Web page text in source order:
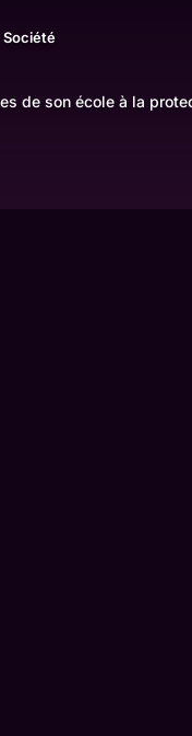
Société
de son école à la